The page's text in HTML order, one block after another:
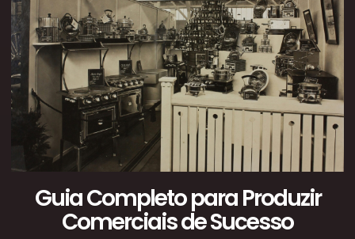
Guia Completo para Produzir
Comerciais de Sucesso